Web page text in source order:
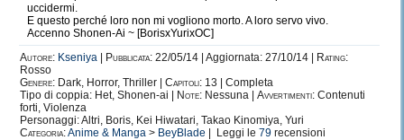
uccidermi.
E questo perché loro non mi vogliono morto. A loro servo vivo.
Accenno Shonen-Ai ~ [BorisxYurixOC]
Autore: Kseniya Pubblicata: 22/05/14 | Aggiornata: 27/10/14 |
Rating:
Rosso
Genere: Dark, Horror, Thriller | Capitoli: 13 | Completa
Tipo di coppia: Het, Shonen-ai |
Note: Nessuna | Avvertimenti: Contenuti
forti, Violenza
Personaggi: Altri, Boris, Kei Hiwatari, Takao Kinomiya, Yuri
Categoria:Anime & Manga > BeyBlade | Leggi le 79 recensioni